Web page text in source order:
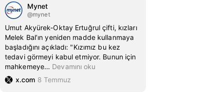
Mynet
@mynet
Umut Akyürek-Oktay Ertuğrul çifti, kızları
Melek Bal’ın yeniden madde kullanmaya
başladığını açıkladı: "Kızımız bu kez
tedavi görmeyi kabul etmiyor. Bunun için
mahkemeye… Devamını oku
x.com 8 Temmuz